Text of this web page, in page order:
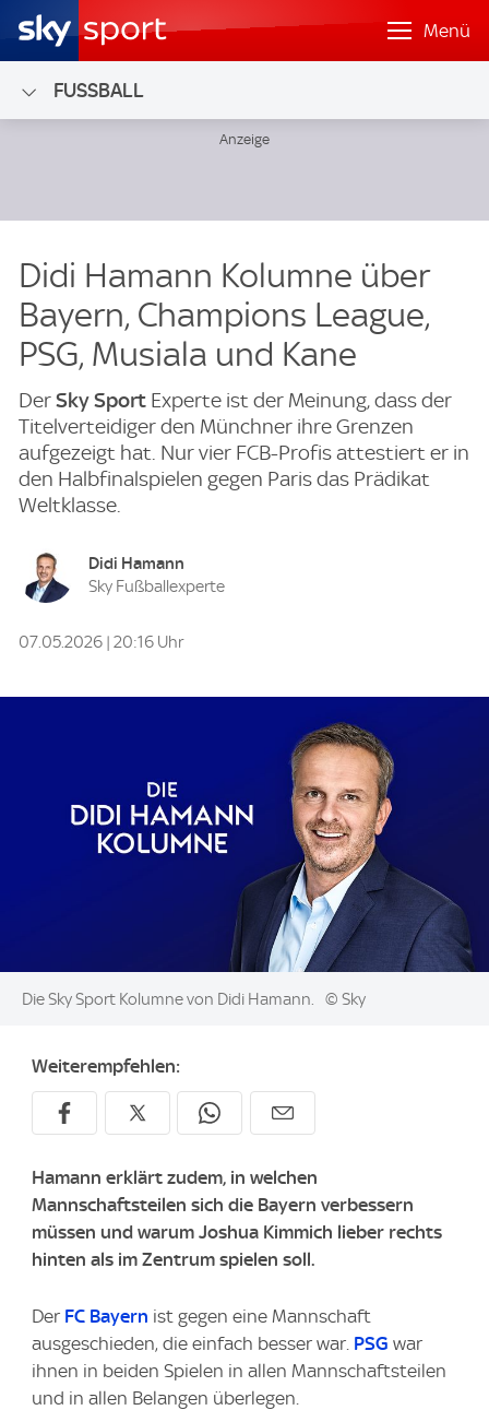
Menü
FUSSBALL
Didi Hamann Kolumne über
Bayern, Champions League,
PSG, Musiala und Kane
DerSky Sport Experte ist der Meinung, dass der
Titelverteidiger den Münchner ihre Grenzen
aufgezeigt hat. Nur vier FCB-Profis attestiert er in
den Halbfinalspielen gegen Paris das Prädikat
Weltklasse.
Didi Hamann
Sky Fußballexperte
07.05.2026 | 20:16 Uhr
Image:
Die Sky Sport Kolumne von Didi Hamann. © Sky
Weiterempfehlen:
Hamann erklärt zudem, in welchen
Mannschaftsteilen sich die Bayern verbessern
müssen und warum Joshua Kimmich lieber rechts
hinten als im Zentrum spielen soll.
Der FC Bayern ist gegen eine Mannschaft
ausgeschieden, die einfach besser war. PSG war
ihnen in beiden Spielen in allen Mannschaftsteilen
und in allen Belangen überlegen.